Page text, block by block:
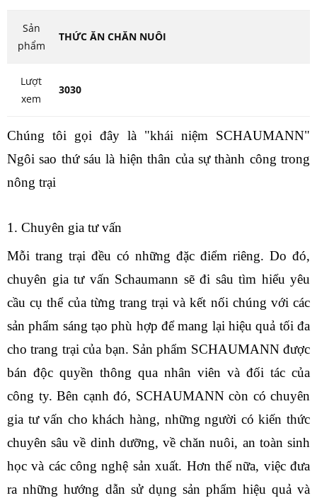
Sản
phẩm
THỨC ĂN CHĂN NUÔI
Lượt
xem
3030
Chúng tôi gọi đây là "khái niệm SCHAUMANN"
Ngôi sao thứ sáu là hiện thân của sự thành công trong
nông trại
1. Chuyên gia tư vấn
Mỗi trang trại đều có những đặc điểm riêng. Do đó,
chuyên gia tư vấn Schaumann sẽ đi sâu tìm hiểu yêu
cầu cụ thể của từng trang trại và kết nối chúng với các
sản phẩm sáng tạo phù hợp để mang lại hiệu quả tối đa
cho trang trại của bạn. Sản phẩm SCHAUMANN được
bán độc quyền thông qua nhân viên và đối tác của
công ty. Bên cạnh đó, SCHAUMANN còn có chuyên
gia tư vấn cho khách hàng, những người có kiến thức
chuyên sâu về dinh dưỡng, về chăn nuôi, an toàn sinh
học và các công nghệ sản xuất. Hơn thế nữa, việc đưa
ra những hướng dẫn sử dụng sản phẩm hiệu quả và